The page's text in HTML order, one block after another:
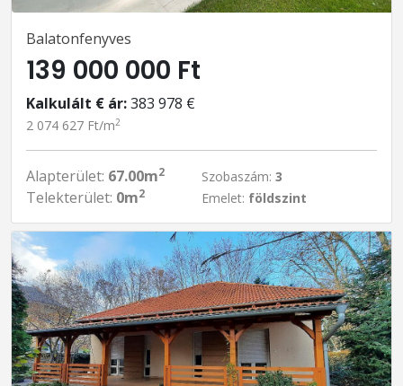
Balatonfenyves
139 000 000 Ft
Kalkulált € ár:383 978 €
2 074 627 Ft/m2
Alapterület: 67.00m2
Telekterület: 0m2
Szobaszám: 3
Emelet: földszint